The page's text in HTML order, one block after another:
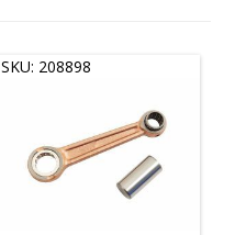
SKU: 208898